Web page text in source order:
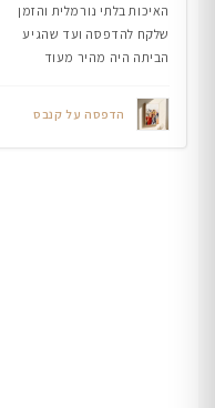
האיכות בלתי נורמלית והזמן
שלקח להדפסה ועד שהגיע
הביתה היה מהיר מעוד
הדפסה על קנבס